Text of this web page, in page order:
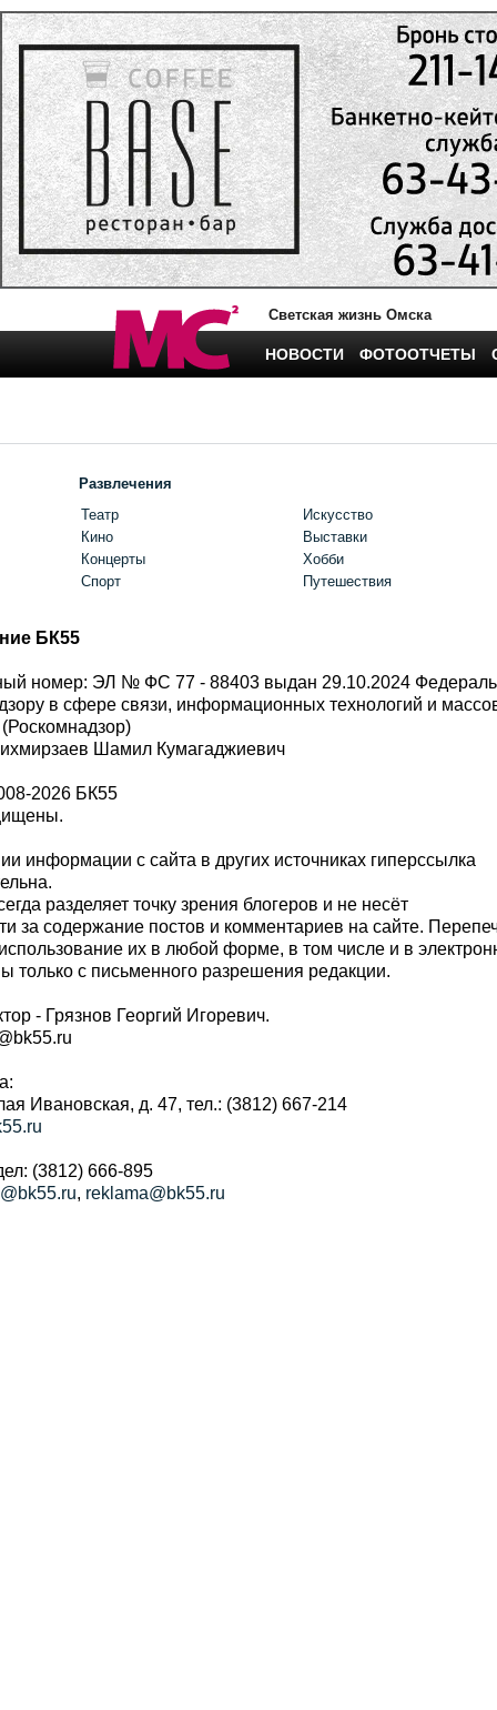
Светская жизнь Омска
НОВОСТИ ФОТООТЧЕТЫ
Развлечения
Театр
Кино
Концерты
Спорт
Искусство
Выставки
Хобби
Путешествия
БК55
номер: ЭЛ № ФС 77 - 88403 выдан 29.10.2024
в сфере связи, информационных технологий и
Шамил Кумагаджиевич
2026 БК55
информации с сайта в других источниках гиперссылка
разделяет точку зрения блогеров и не несёт
за содержание постов и комментариев на сайте.
их в любой форме, в том числе и в
с письменного разрешения редакции.
- Грязнов Георгий Игоревич.
Ивановская, д. 47, тел.: (3812) 667-214
(3812) 666-895
, reklama@bk55.ru